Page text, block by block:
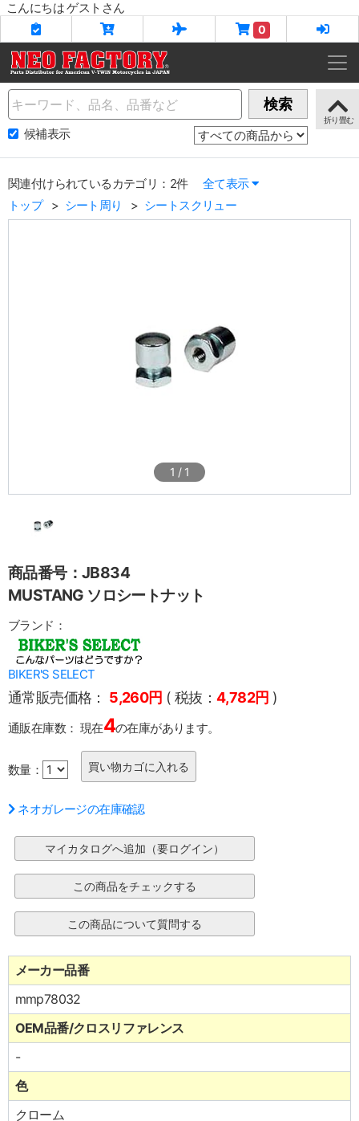
こんにちは ゲストさん
0
Name 検索
候補表示
関連付けられているカテゴリ：2件
全て表示
トップ
シート周り シートスクリュー
1 / 1
商品番号：JB834
MUSTANG ソロシートナット
ブランド：
BIKER'S SELECT
通常販売価格： 5,260円 ( 税抜：4,782円 )
通販在庫数： 現在4の在庫があります。
数量：
ネオガレージの在庫確認
メーカー品番
mmp78032
OEM品番/クロスリファレンス
-
色
クローム